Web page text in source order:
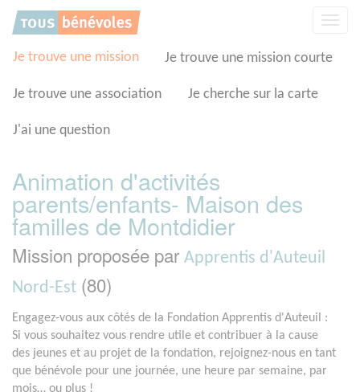
Je trouve une mission Je trouve une mission courte
Je trouve une association Je cherche sur la carte
J'ai une question
Animation d'activités
parents/enfants- Maison des
familles de Montdidier
Mission proposée par Apprentis d'Auteuil
Nord-Est (80)
Engagez-vous aux côtés de la Fondation Apprentis d'Auteuil :
Si vous souhaitez vous rendre utile et contribuer à la cause
des jeunes et au projet de la fondation, rejoignez-nous en tant
que bénévole pour une journée, une heure par semaine, par
mois… ou plus !
Panneau de gestion des cookies